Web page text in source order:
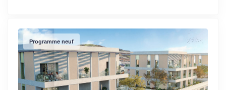
Programme neuf